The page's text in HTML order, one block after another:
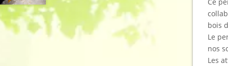
bois
Le
nos
Les